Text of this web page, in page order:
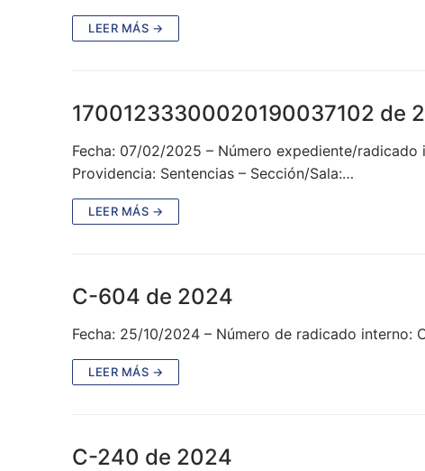
LEER MÁS →
17001233300020190037102 de
Fecha: 07/02/2025 – Número expediente/
Providencia: Sentencias – Sección/Sala:…
LEER MÁS →
C-604 de 2024
Fecha: 25/10/2024 – Número de radicado interno:
LEER MÁS →
C-240 de 2024